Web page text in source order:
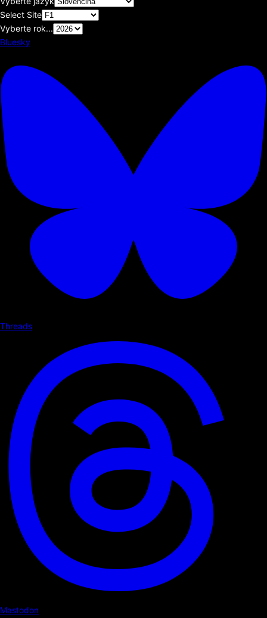
Select Site
Vyberte rok...
Bluesky
Threads
Mastodon